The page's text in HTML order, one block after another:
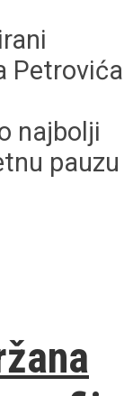
Petrovića
najbolji
pauzu